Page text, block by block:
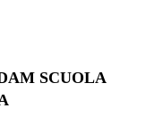
SCUOLA